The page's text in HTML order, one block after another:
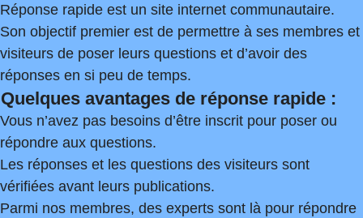
Réponse rapide est un site internet communautaire.
Son objectif premier est de permettre à ses membres et
visiteurs de poser leurs questions et d’avoir des
réponses en si peu de temps.
Quelques avantages de réponse rapide :
Vous n’avez pas besoins d’être inscrit pour poser ou
répondre aux questions.
Les réponses et les questions des visiteurs sont
vérifiées avant leurs publications.
Parmi nos membres, des experts sont là pour répondre